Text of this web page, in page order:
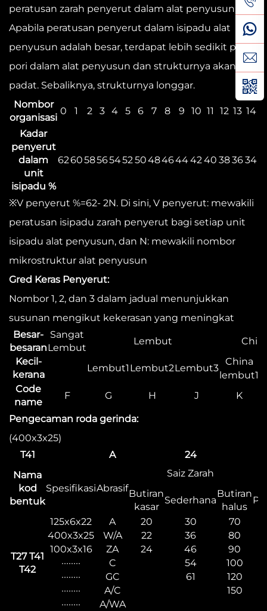
peratusan zarah penyerut dalam alat penyusun.
Apabila peratusan penyerut dalam isipadu alat
penyusun adalah besar, terdapat lebih sedikit pori-
pori dalam alat penyusun dan strukturnya akan
padat. Sebaliknya, strukturnya longgar.
Nombor
organisasi
0 1 2 3 4 5 6 7 8 9 10 11 12 13 14
Kadar
penyerut
dalam
unit
isipadu %
626058565452504846444240 383634
※V penyerut %=62- 2N. Di sini, V penyerut: mewakili
peratusan isipadu zarah penyerut bagi setiap unit
isipadu alat penyusun, dan N: mewakili nombor
mikrostruktur alat penyusun
Gred Keras Penyerut:
Nombor 1, 2, dan 3 dalam jadual menunjukkan
susunan mengikut kekerasan yang meningkat
Besar-
besaran
Sangat
Lembut
Lembut
Kecil-
kerana
Lembut1 Lembut2Lembut3
China
lembut1
Code
name
F G H J K
Pengecaman roda gerinda:
(400x3x25)
T41
A
24
Nama
kod
bentuk
SpesifikasiAbrasif
Saiz Zarah
Butiran
kasar
Sederhana
Butiran
halus
T27 T41
T42
125x6x22 A 20 30
70
400x3x25
W/A 22 36
80
100x3x16
ZA 24 46
90
········
C 54
100
········
GC 61
120
········
A/C
150
········
A/WA